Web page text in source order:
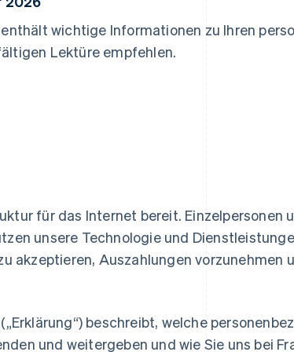
wichtige Informationen zu Ihren
Lektüre empfehlen.
für das Internet bereit. Einzelpersonen
unsere Technologie und
akzeptieren, Auszahlungen vorzunehmen
beschreibt, welche
und weitergeben und wie Sie uns bei